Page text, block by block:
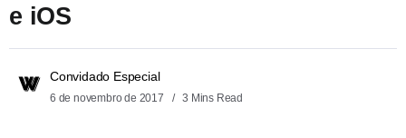
e iOS
Convidado Especial
6 de novembro de 2017 3 Mins Read